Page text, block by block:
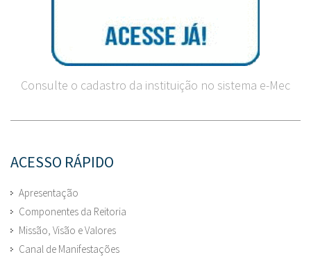
Consulte o cadastro da instituição no sistema e-Mec
ACESSO RÁPIDO
Apresentação
Componentes da Reitoria
Missão, Visão e Valores
Canal de Manifestações